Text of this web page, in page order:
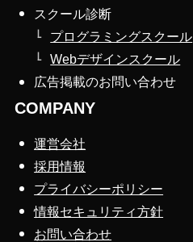
スクール診断
プログラミングスクール
Webデザインスクール
広告掲載のお問い合わせ
COMPANY
運営会社
採用情報
プライバシーポリシー
情報セキュリティ方針
お問い合わせ